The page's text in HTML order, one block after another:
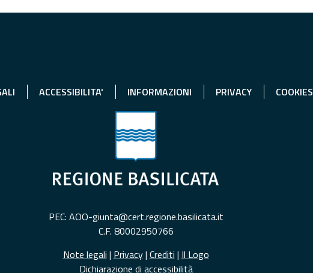
ACCESSIBILITA' INFORMAZIONI PRIVACY COOKIES
PEC: AOO-giunta@cert.regione.basilicata.it
C.F. 80002950766
Note legali | Privacy| Crediti | Il Logo
Dichiarazione di accessibilità